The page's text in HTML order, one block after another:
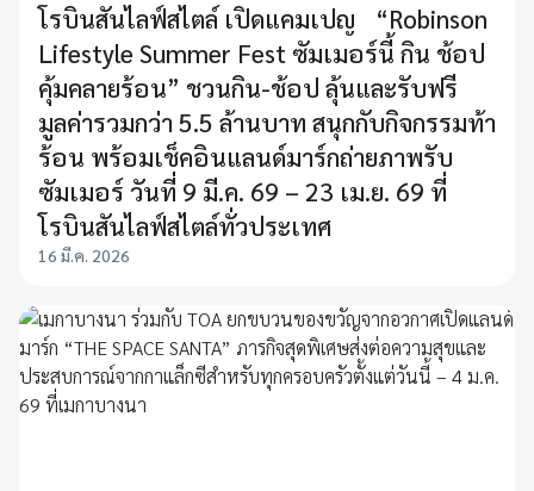
โรบินสันไลฟ์สไตล์ เปิดแคมเปญ “Robinson
Lifestyle Summer Fest ซัมเมอร์นี้ กิน ช้อป
คุ้มคลายร้อน” ชวนกิน-ช้อป ลุ้นและรับฟรี
มูลค่ารวมกว่า 5.5 ล้านบาท สนุกกับกิจกรรมท้า
ร้อน พร้อมเช็คอินแลนด์มาร์กถ่ายภาพรับ
ซัมเมอร์ วันที่ 9 มี.ค. 69 – 23 เม.ย. 69 ที่
โรบินสันไลฟ์สไตล์ทั่วประเทศ
16 มี.ค. 2026